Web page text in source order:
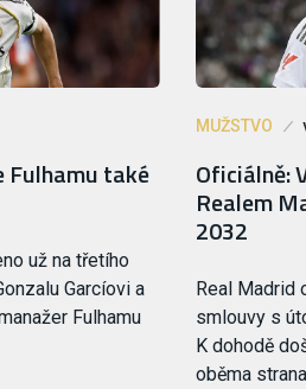
Fulhamu také
už na třetího
Garcíovi a
Fulhamu
MUŽSTVO
Oficiálně:
Realem
2032
Real Madrid
smlouvy s
K dohodě
oběma